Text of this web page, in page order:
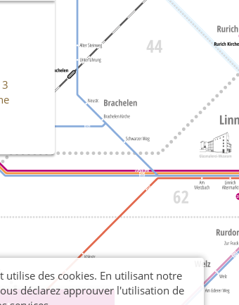
utilise des cookies. En utilisant notre
déclarez approuver l'utilisation de